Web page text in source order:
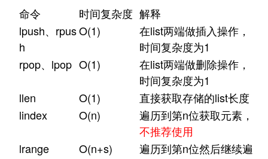
命令 时间复杂度 解释
lpush、rpus
h
O(1)
在list两端做插入操作，
时间复杂度为1
rpop、lpop O(1)
在list两端做删除操作，
时间复杂度为1
llen
O(1)
直接获取存储的list长度
lindex
O(n)
遍历到第n位获取元素，
不推荐使用
lrange
O(n+s)
遍历到第n位然后继续遍